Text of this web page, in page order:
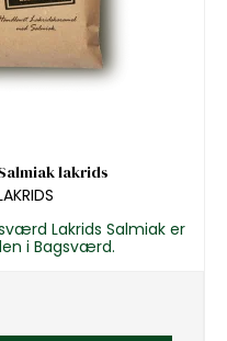
lakrids
Lakrids Salmiak er
i Bagsværd.